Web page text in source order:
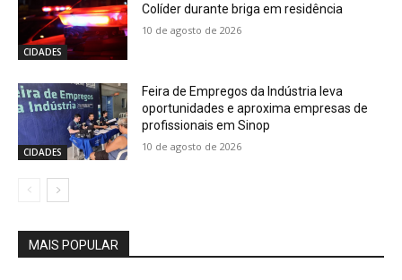
CIDADES
Colíder durante briga em residência
10 de agosto de 2026
CIDADES
Feira de Empregos da Indústria leva
oportunidades e aproxima empresas de
profissionais em Sinop
10 de agosto de 2026
MAIS POPULAR